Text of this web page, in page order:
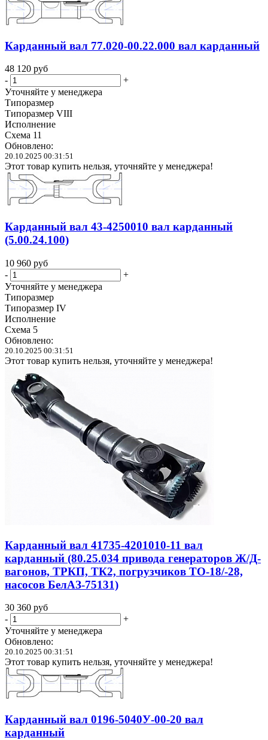
Карданный вал 77.020-00.22.000 вал карданный
48 120 руб
-
+
Уточняйте у менеджера
Типоразмер
Типоразмер VIII
Исполнение
Схема 11
Обновлено:
20.10.2025 00:31:51
Этот товар купить нельзя, уточняйте у менеджера!
Карданный вал 43-4250010 вал карданный
(5.00.24.100)
10 960 руб
-
+
Уточняйте у менеджера
Типоразмер
Типоразмер IV
Исполнение
Схема 5
Обновлено:
20.10.2025 00:31:51
Этот товар купить нельзя, уточняйте у менеджера!
Карданный вал 41735-4201010-11 вал
карданный (80.25.034 привода генераторов Ж/Д-
вагонов, ТРКП, ТК2, погрузчиков ТО-18/-28,
насосов БелАЗ-75131)
30 360 руб
-
+
Уточняйте у менеджера
Обновлено:
20.10.2025 00:31:51
Этот товар купить нельзя, уточняйте у менеджера!
Карданный вал 0196-5040У-00-20 вал
карданный